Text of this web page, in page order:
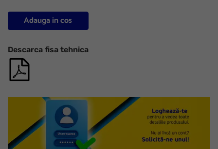
Adauga in cos
Descarca fisa tehnica